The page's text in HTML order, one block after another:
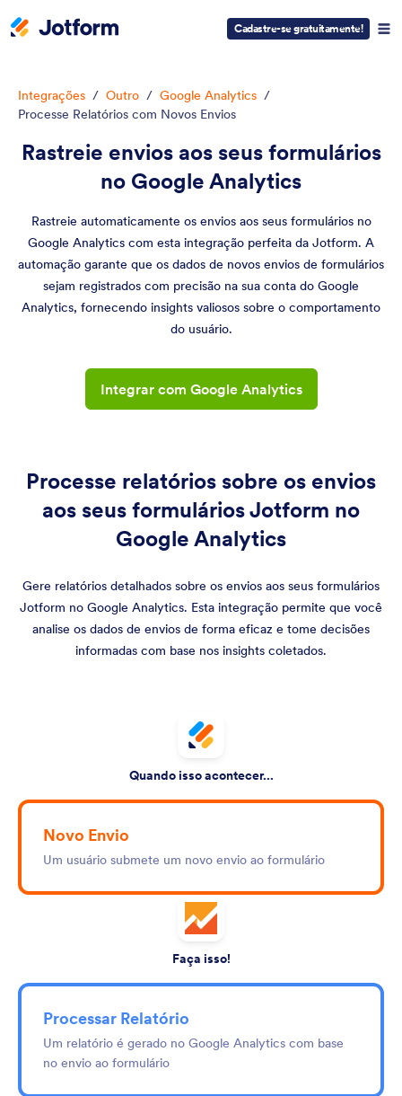
Cadastre-se gratuitamente!
Integrações / Outro / Google Analytics /
Processe Relatórios com Novos Envios
Rastreie envios aos seus formulários
no Google Analytics
Rastreie automaticamente os envios aos seus formulários no
Google Analytics com esta integração perfeita da Jotform. A
automação garante que os dados de novos envios de formulários
sejam registrados com precisão na sua conta do Google
Analytics, fornecendo insights valiosos sobre o comportamento
do usuário.
Integrar com Google Analytics
Processe relatórios sobre os envios
aos seus formulários Jotform no
Google Analytics
Gere relatórios detalhados sobre os envios aos seus formulários
Jotform no Google Analytics. Esta integração permite que você
analise os dados de envios de forma eficaz e tome decisões
informadas com base nos insights coletados.
Quando isso acontecer...
Novo Envio
Um usuário submete um novo envio ao formulário
Faça isso!
Processar Relatório
Um relatório é gerado no Google Analytics com base
no envio ao formulário